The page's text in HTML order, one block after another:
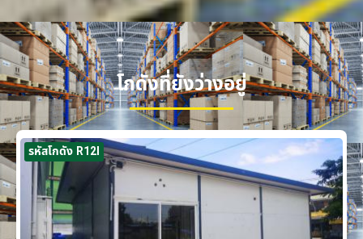
โกดังที่ยังว่างอยู่
รหัสโกดัง R12I